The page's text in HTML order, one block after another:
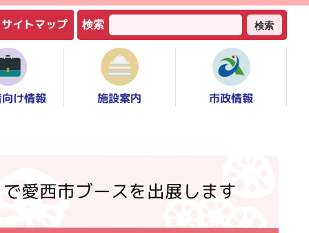
サイトマップ 検索 検索
け情報 施設案内 市政情報
愛西市ブースを出展します